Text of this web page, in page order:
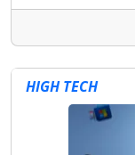
HIGH TECH